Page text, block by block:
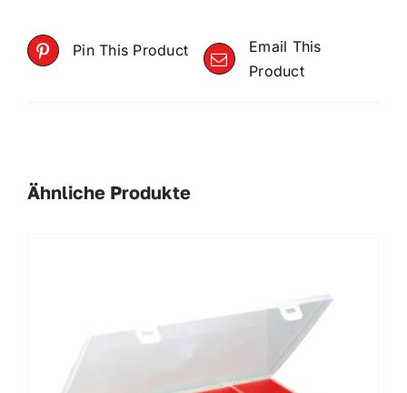
Pin This Product
Email This
Product
Ähnliche Produkte